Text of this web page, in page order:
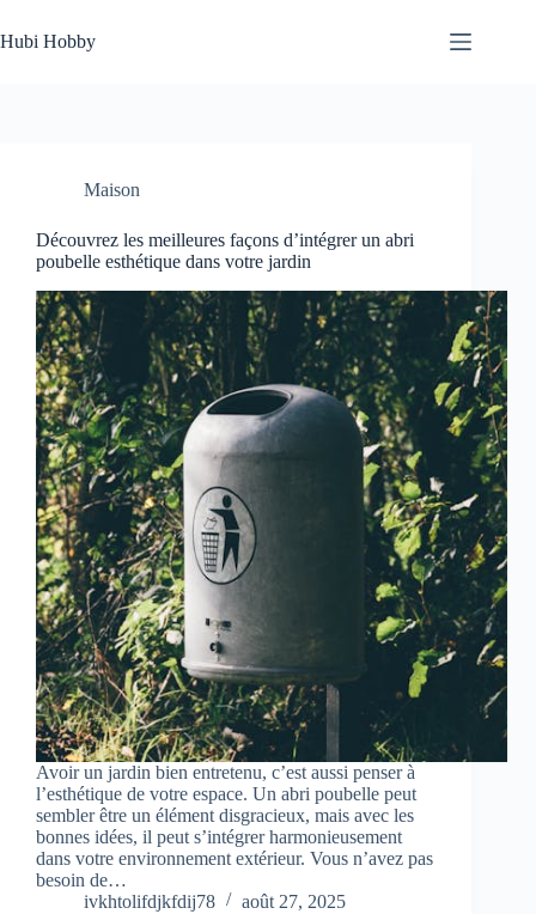
au
contenu
Hubi Hobby
Maison
Découvrez les meilleures façons d’intégrer un abri
poubelle esthétique dans votre jardin
Avoir un jardin bien entretenu, c’est aussi penser à
l’esthétique de votre espace. Un abri poubelle peut
sembler être un élément disgracieux, mais avec les
bonnes idées, il peut s’intégrer harmonieusement
dans votre environnement extérieur. Vous n’avez pas
besoin de…
ivkhtolifdjkfdij78
août 27, 2025